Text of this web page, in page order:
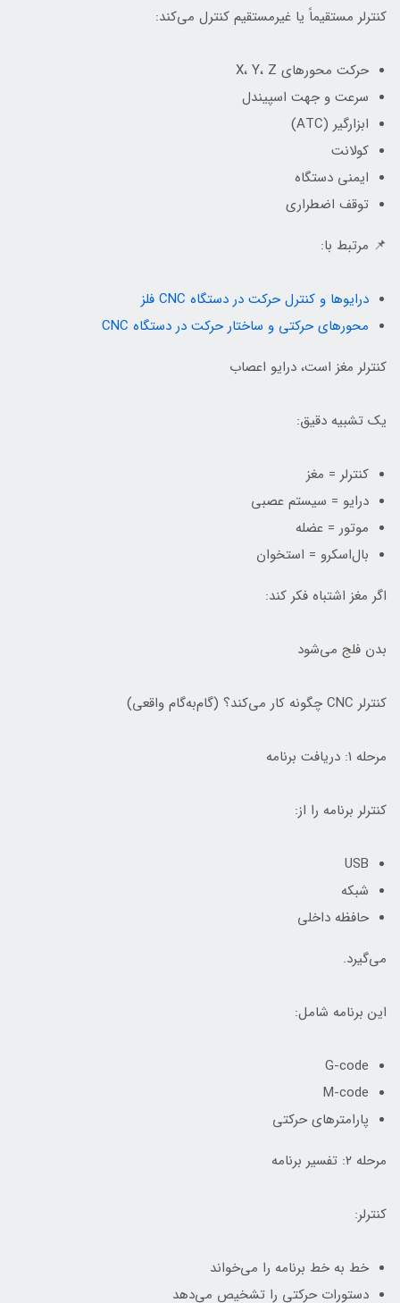
کنترلر مستقیماً یا غیرمستقیم کنترل می‌کند:
حرکت محورهای X، Y، Z
سرعت و جهت اسپیندل
ابزارگیر (ATC)
کولانت
ایمنی دستگاه
توقف اضطراری
📌 مرتبط با:
درایوها و کنترل حرکت در دستگاه CNC فلز
محورهای حرکتی و ساختار حرکت در دستگاه CNC
کنترلر مغز است، درایو اعصاب
یک تشبیه دقیق:
کنترلر = مغز
درایو = سیستم عصبی
موتور = عضله
بال‌اسکرو = استخوان
اگر مغز اشتباه فکر کند:
بدن فلج می‌شود
کنترلر CNC چگونه کار می‌کند؟ (گام‌به‌گام واقعی)
مرحله ۱: دریافت برنامه
کنترلر برنامه را از:
USB
شبکه
حافظه داخلی
می‌گیرد.
این برنامه شامل:
G-code
M-code
پارامترهای حرکتی
مرحله ۲: تفسیر برنامه
کنترلر:
خط به خط برنامه را می‌خواند
دستورات حرکتی را تشخیص می‌دهد